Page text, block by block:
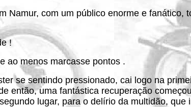
Namur, com um público enorme e fanático,
!
ao menos marcasse pontos .
se sentindo pressionado, cai logo na
então, uma fantástica recuperação
lugar, para o delírio da multidão, que